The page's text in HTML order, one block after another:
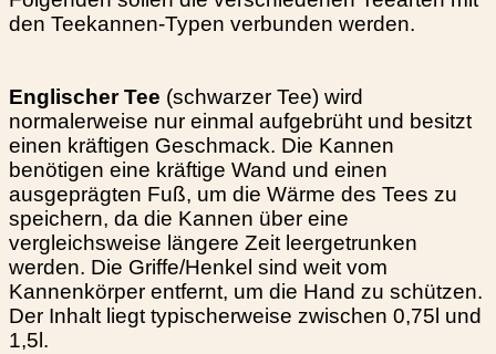
den Teekannen-Typen verbunden werden.
Englischer Tee (schwarzer Tee) wird
normalerweise nur einmal aufgebrüht und besitzt
einen kräftigen Geschmack. Die Kannen
benötigen eine kräftige Wand und einen
ausgeprägten Fuß, um die Wärme des Tees zu
speichern, da die Kannen über eine
vergleichsweise längere Zeit leergetrunken
werden. Die Griffe/Henkel sind weit vom
Kannenkörper entfernt, um die Hand zu schützen.
Der Inhalt liegt typischerweise zwischen 0,75l und
1,5l.